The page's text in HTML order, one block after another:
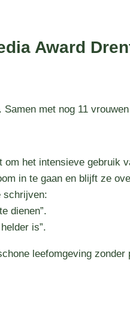
Award
met nog 11
het intensieve gebruik
in te gaan en blijft ze
schrijven:
dienen”.
is”.
leefomgeving